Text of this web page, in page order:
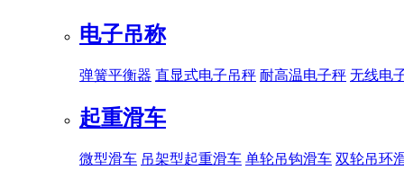
电子吊称
弹簧平衡器 直显式电子吊秤 耐高温电子秤 无线电
起重滑车
微型滑车 吊架型起重滑车 单轮吊钩滑车 双轮吊环